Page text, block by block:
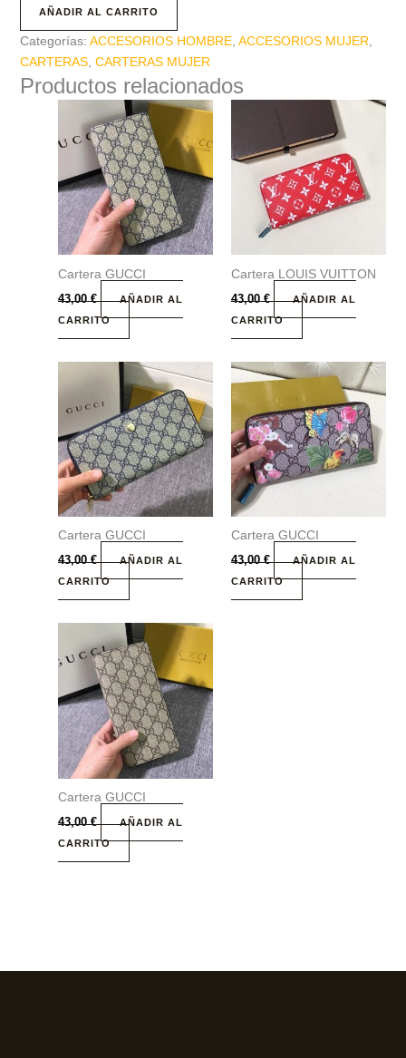
AÑADIR AL CARRITO
Categorías: ACCESORIOS HOMBRE, ACCESORIOS MUJER
CARTERAS, CARTERAS MUJER
Productos relacionados
Cartera GUCCI
43,00€
AÑADIR AL
CARRITO
Cartera LOUIS VUITTON
43,00€
AÑADIR AL
CARRITO
Cartera GUCCI
43,00€
AÑADIR AL
CARRITO
Cartera GUCCI
43,00€
AÑADIR AL
CARRITO
Cartera GUCCI
43,00€
AÑADIR AL
CARRITO